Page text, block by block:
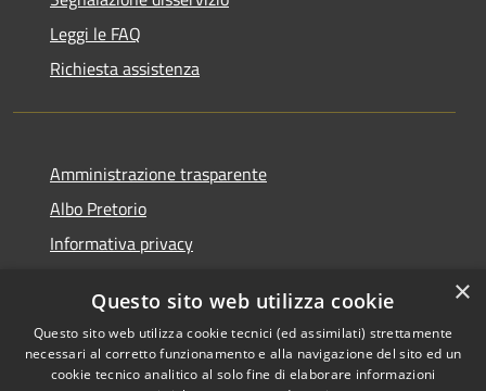
Leggi le FAQ
Richiesta assistenza
Amministrazione trasparente
Albo Pretorio
Informativa privacy
Dichiarazione di accessibilità
×
Questo sito web utilizza cookie
Questo sito web utilizza cookie tecnici (ed assimilati) strettamente
necessari al corretto funzionamento e alla navigazione del sito ed un
cookie tecnico analitico al solo fine di elaborare informazioni